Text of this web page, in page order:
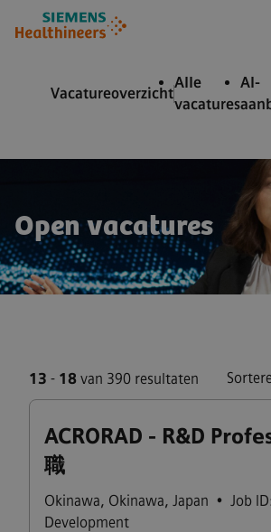
over
footer
Vacatureoverzicht
Alle
vacatures
AI-
Open vacatures
13 - 18 van 390 resultaten
ACRORAD - R&D
職
Okinawa, Okinawa, Japan • Job
Development